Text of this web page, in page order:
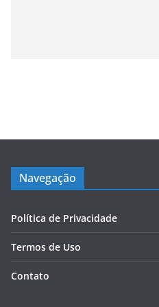
Navegação
Política de Privacidade
Termos de Uso
Contato